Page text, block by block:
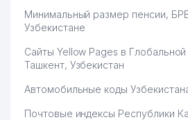
Минимальный размер пенсии,
Узбекистане
Сайты Yellow Pages в
Ташкент, Узбекистан
Автомобильные коды
Почтовые индексы Республики